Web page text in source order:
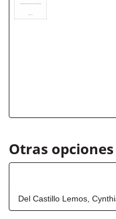
Otras
Del Castillo Lemos,